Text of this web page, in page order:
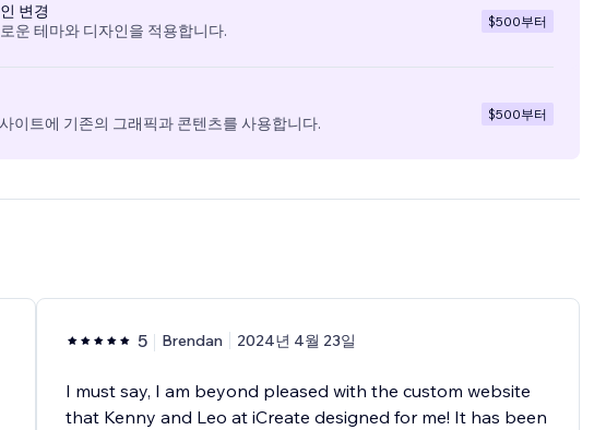
변경
운 테마와 디자인을 적용합니다.
$500부터
이트에 기존의 그래픽과 콘텐츠를 사용합니다.
$500부터
5 Brendan 2024년 4월 23일
I must say, I am beyond pleased with the custom website
that Kenny and Leo at iCreate designed for me! It has been